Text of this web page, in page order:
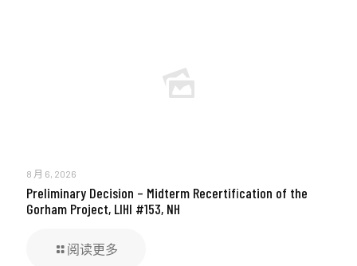
8 月 6, 2026
Preliminary Decision – Midterm Recertification of the
Gorham Project, LIHI #153, NH
阅读更多